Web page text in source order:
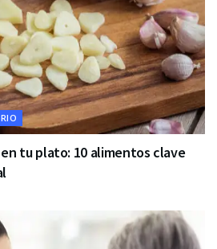
tu plato: 10 alimentos clave